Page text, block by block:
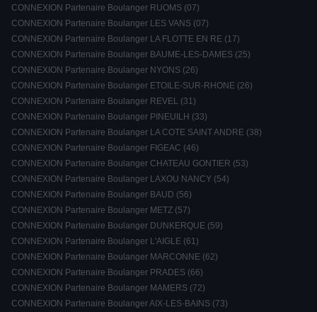
CONNEXION Partenaire Boulanger RUOMS (07)
CONNEXION Partenaire Boulanger LES VANS (07)
CONNEXION Partenaire Boulanger LA FLOTTE EN RE (17)
CONNEXION Partenaire Boulanger BAUME-LES-DAMES (25)
CONNEXION Partenaire Boulanger NYONS (26)
CONNEXION Partenaire Boulanger ETOILE-SUR-RHONE (26)
CONNEXION Partenaire Boulanger REVEL (31)
CONNEXION Partenaire Boulanger PINEUILH (33)
CONNEXION Partenaire Boulanger LA COTE SAINT ANDRE (38)
CONNEXION Partenaire Boulanger FIGEAC (46)
CONNEXION Partenaire Boulanger CHATEAU GONTIER (53)
CONNEXION Partenaire Boulanger LAXOU NANCY (54)
CONNEXION Partenaire Boulanger BAUD (56)
CONNEXION Partenaire Boulanger METZ (57)
CONNEXION Partenaire Boulanger DUNKERQUE (59)
CONNEXION Partenaire Boulanger L'AIGLE (61)
CONNEXION Partenaire Boulanger MARCONNE (62)
CONNEXION Partenaire Boulanger PRADES (66)
CONNEXION Partenaire Boulanger MAMERS (72)
CONNEXION Partenaire Boulanger AIX-LES-BAINS (73)